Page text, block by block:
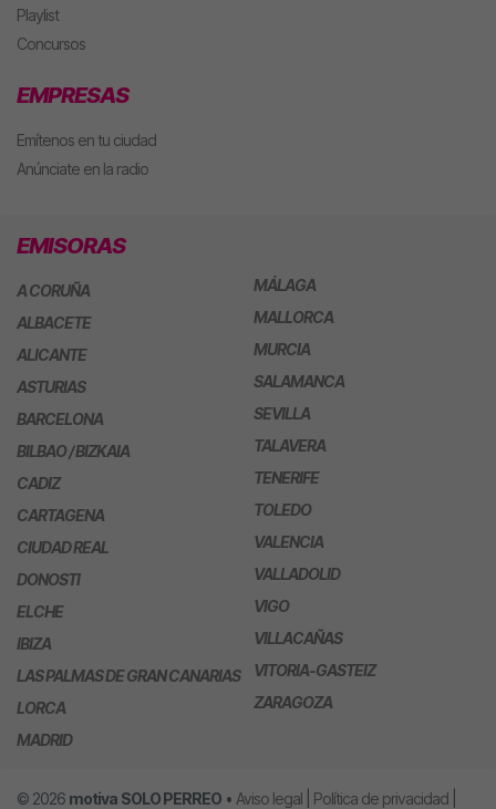
Playlist
Concursos
EMPRESAS
Emítenos en tu ciudad
Anúnciate en la radio
EMISORAS
A CORUÑA
ALBACETE
ALICANTE
ASTURIAS
BARCELONA
BILBAO / BIZKAIA
CADIZ
CARTAGENA
CIUDAD REAL
DONOSTI
ELCHE
IBIZA
LAS PALMAS DE GRAN CANARIAS
LORCA
MADRID
MÁLAGA
MALLORCA
MURCIA
SALAMANCA
SEVILLA
TALAVERA
TENERIFE
TOLEDO
VALENCIA
VALLADOLID
VIGO
VILLACAÑAS
VITORIA-GASTEIZ
ZARAGOZA
© 2026 motiva SOLO PERREO • Aviso legal Política de privacidad